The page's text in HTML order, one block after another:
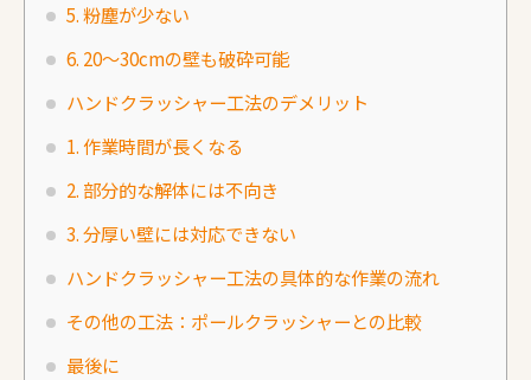
5. 粉塵が少ない
6. 20〜30cmの壁も破砕可能
ハンドクラッシャー工法のデメリット
1. 作業時間が長くなる
2. 部分的な解体には不向き
3. 分厚い壁には対応できない
ハンドクラッシャー工法の具体的な作業の流れ
その他の工法：ポールクラッシャーとの比較
最後に